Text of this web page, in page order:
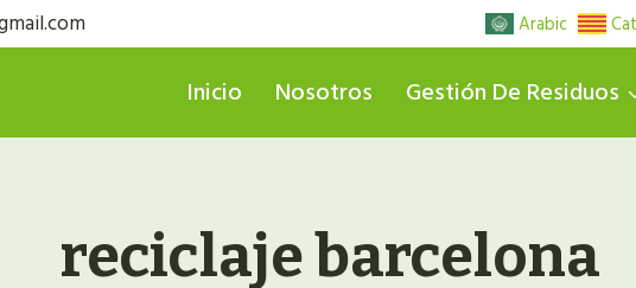
Arabic
Inicio Nosotros Gestión De Residuos
reciclaje barcelona